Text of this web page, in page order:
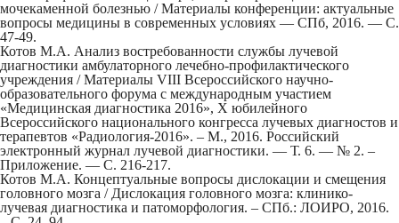
мочекаменной болезнью / Материалы конференции: актуальные
вопросы медицины в современных условиях — СПб, 2016. — С.
47-49.
Котов М.А. Анализ востребованности службы лучевой
диагностики амбулаторного лечебно-профилактического
учреждения / Материалы VIII Всероссийского научно-
образовательного форума с международным участием
«Медицинская диагностика 2016», Х юбилейного
Всероссийского национального конгресса лучевых диагностов и
терапевтов «Радиология-2016». – М., 2016. Российский
электронный журнал лучевой диагностики. — Т. 6. — № 2. –
Приложение. — С. 216-217.
Котов М.А. Концептуальные вопросы дислокации и смещения
головного мозга / Дислокация головного мозга: клинико-
лучевая диагностика и патоморфология. – СПб.: ЛОИРО, 2016.